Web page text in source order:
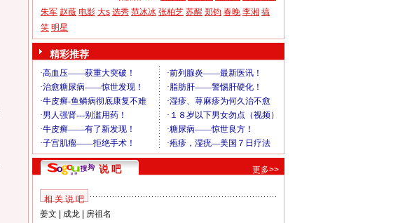
朱军 赵薇 电影 大s 选秀 范冰冰 张柏芝 苏醒 郑钧 春晚 李湘 搞
笑 明星
精彩推荐
说 吧 更多>>
相 关 说 吧
姜文
成龙| 房祖名